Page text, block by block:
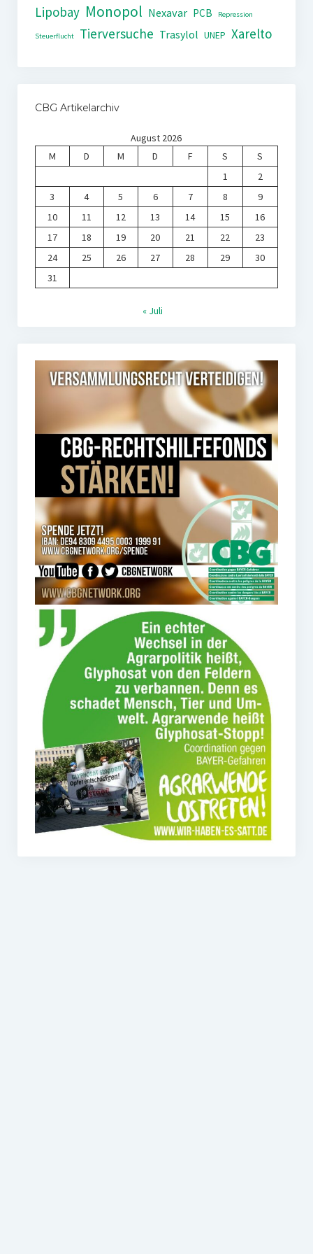
Lipobay Monopol Nexavar PCB Repression
Steuerflucht Tierversuche Trasylol UNEP Xarelto
CBG Artikelarchiv
August 2026
M
D M D F S
S
1
2
3
4 5 6 7 8
9
10
11 12 13 14 15
16
17
18 19 20 21 22
23
24
25 26 27 28 29
30
31
« Juli